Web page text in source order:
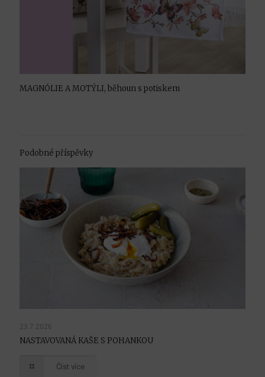
MAGNÓLIE A MOTÝLI, běhoun s potiskem
Podobné příspěvky
23.7.2026
NASTAVOVANÁ KAŠE S POHANKOU
Číst více